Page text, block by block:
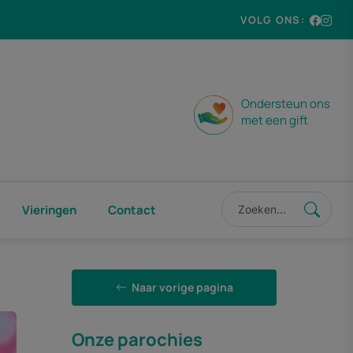
VOLG ONS:
Ondersteun ons
met een gift
Vieringen Contact
Naar vorige pagina
Onze parochies